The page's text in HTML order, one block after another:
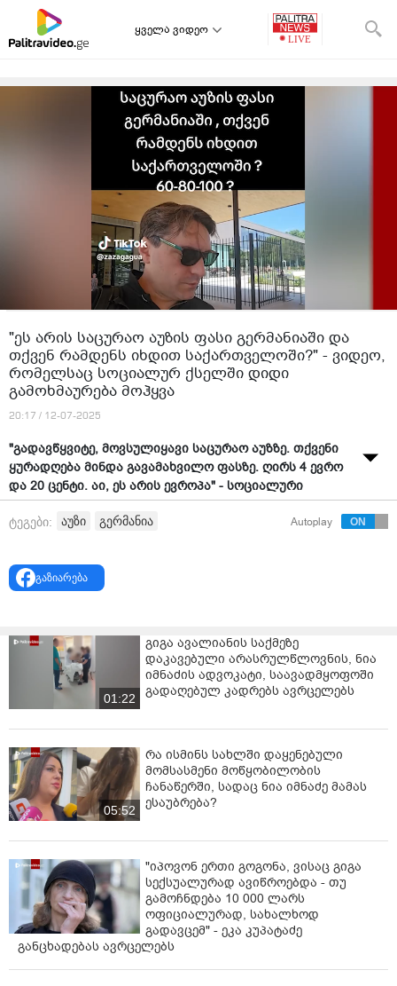
ყველა ვიდეო
"ეს არის საცურაო აუზის ფასი გერმანიაში და
თქვენ რამდენს იხდით საქართველოში?" - ვიდეო,
რომელსაც სოციალურ ქსელში დიდი
გამოხმაურება მოჰყვა
20:17 / 12-07-2025
"გადავწყვიტე, მოვსულიყავი საცურაო აუზზე. თქვენი
ყურადღება მინდა გავამახვილო ფასზე. ღირს 4 ევრო
და 20 ცენტი. აი, ეს არის ევროპა" - სოციალური
ქსელის მომხმარებელი ზაზა გაგუა ვიდეოს აქვეყნებს.
"ჯინოში" შაბათ-კვირას 99 ლარი ღირს 1 ადამიანი,
ძმა ჩვენთან, დიფსთეითსს აქ გაზრდილი ფასები და
"ნაცები" ეუბნებიან არ დააგდო ფასიო. სად გვცალია
კაი ცხოვრებისთვის...
შვეიცარიაში 3 ფრანკი ღირს და შაბათ-კვირას
უფასოა შესვლა. გული მტკივა ჩემს საქართველოში,
სულს ღაფავს მოსახლეობა...
მეც იტალიაში ვარ დაა 5 ევროს ვიხდიი შესვლაში და
დროც არაა შეზღუდული. უკვე აღარ მიკვირს...
მადლობა! მეტი ასეთი პოსტი. იქნებ, გაახილოს ამ
ხალხმა თვალები...
აქ სახლი უნდა დაალომბარდო, აუზზე რომ წახვიდე
წერენ ვიდეოს კომენტარებში სოციალურ ქსელში.
ტეგები: აუზი გერმანია Autoplay
გაზიარება
01:22
გიგა ავალიანის საქმეზე
დაკავებული არასრულწლოვნის, ნია
იმნაძის ადვოკატი, საავადმყოფოში
გადაღებულ კადრებს ავრცელებს
05:52
რა ისმინს სახლში დაყენებული
მომსასმენი მოწყობილობის
ჩანაწერში, სადაც ნია იმნაძე მამას
ესაუბრება?
"იპოვონ ერთი გოგონა, ვისაც გიგა
სექსუალურად ავიწროებდა - თუ
გამოჩნდება 10 000 ლარს
ოფიციალურად, სახალხოდ
გადავცემ" - ეკა კუპატაძე
განცხადებას ავრცელებს